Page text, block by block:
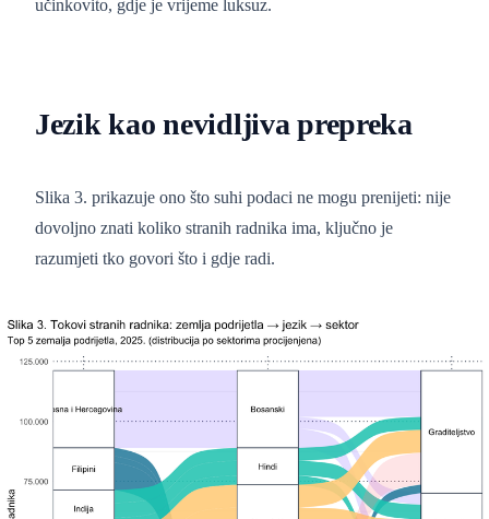
učinkovito, gdje je vrijeme luksuz.
Jezik kao nevidljiva prepreka
Slika 3. prikazuje ono što suhi podaci ne mogu prenijeti: nije
dovoljno znati koliko stranih radnika ima, ključno je
razumjeti tko govori što i gdje radi.